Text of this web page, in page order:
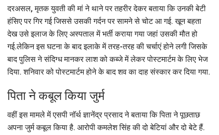
दरअसल, मृतक युवती की मां ने थाने पर तहरीर देकर बताया कि उनकी बेटी
हंसिए पर गिर गई जिससे उसकी गर्दन पर सामने से चोट आ गई. खून बहता
देख उसे इलाज के लिए अस्पताल में भर्ती कराया गया जहां उसकी मौत हो
गई.लेकिन इस घटना के बाद इलाके में तरह-तरह की चर्चाएं होने लगी जिसके
बाद पुलिस ने संदिग्ध मानकर लाश को कब्जे में लेकर पोस्टमार्टम के लिए भेज
दिया. शनिवार को पोस्टमार्टम होने के बाद शव का दाह संस्कार कर दिया गया.
पिता ने कबूल किया जुर्म
वहीं इस मामले में एसपी नॉर्थ ज्ञानेंद्र प्रसाद ने बताया कि पिता ने पूछताछ
अपना जुर्म कबूल किया है. आरोपी कमलेश सिंह की दो बेटियां और दो बेटे हैं.